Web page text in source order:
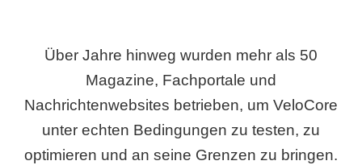
Über Jahre hinweg wurden mehr als 50
Magazine, Fachportale und
Nachrichtenwebsites betrieben, um VeloCore
unter echten Bedingungen zu testen, zu
optimieren und an seine Grenzen zu bringen.